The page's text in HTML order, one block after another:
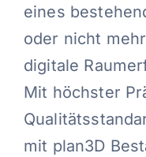
eines
oder nicht
digitale
Mit höchster
mit plan3D